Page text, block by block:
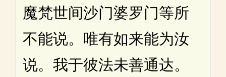
魔梵世间沙门婆罗门等所
不能说。唯有如来能为汝
说。我于彼法未善通达。